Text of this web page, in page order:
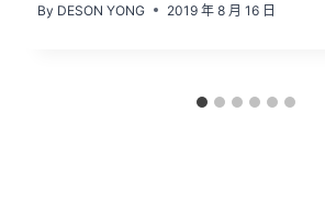
By DESON YONG 2019 年 8 月 16 日